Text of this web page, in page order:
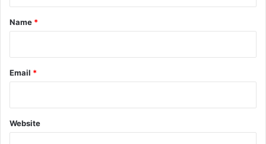
*
Name *
Email *
Website